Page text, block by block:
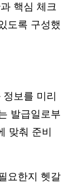
핵심 체크
도록 구성했
보를 미리
발급일로부
맞춰 준비
요한지 헷갈